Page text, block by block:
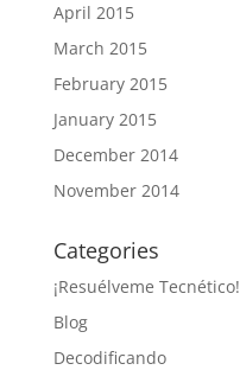
April 2015
March 2015
February 2015
January 2015
December 2014
November 2014
Categories
¡Resuélveme Tecnético!
Blog
Decodificando